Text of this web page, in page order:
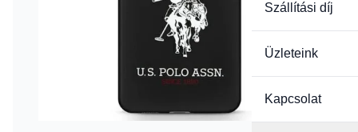
Szállítási díj
Üzleteink
Kapcsolat